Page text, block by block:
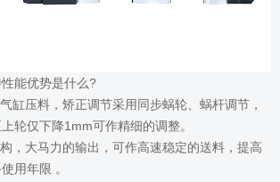
能优势是什么?
压料，矫正调节采用同步蜗轮、蜗杆调节，
轮仅下降1mm可作精细的调整。
大马力的输出，可作高速稳定的送料，提高
用年限 。